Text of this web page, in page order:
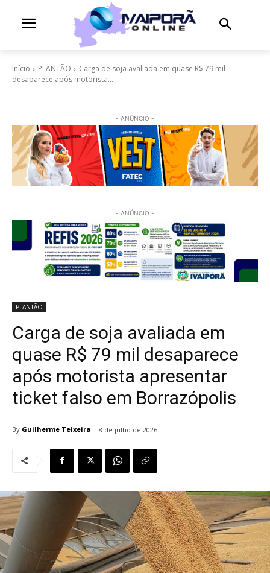
Início PLANTÃO
Carga de soja avaliada em quase R$ 79 mil
desaparece após motorista...
- ANÚNCIO -
- ANÚNCIO -
PLANTÃO
Carga de soja avaliada em
quase R$ 79 mil desaparece
após motorista apresentar
ticket falso em Borrazópolis
By Guilherme Teixeira 8 de julho de 2026